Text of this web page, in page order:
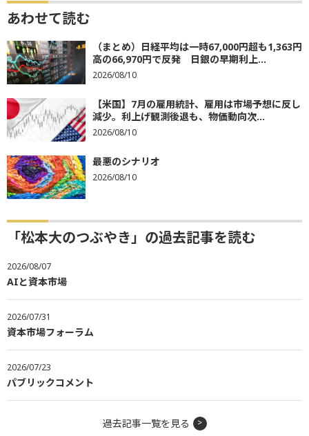
あわせて読む
（まとめ）日経平均は一時67,000円超も1,363円
高の66,970円で反発 日銀の早期利上...
2026/08/10
【米国】7月の雇用統計、雇用は市場予想に反し
減少。利上げ観測後退も、物価動向次...
2026/08/10
最悪のシナリオ
2026/08/10
「松本大のつぶやき」の過去記事を読む
2026/08/07
AIと資本市場
2026/07/31
資本市場フォーラム
2026/07/23
パブリックコメント
過去記事一覧を見る